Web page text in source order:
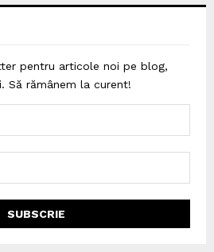
pentru articole noi pe blog,
Să rămânem la curent!